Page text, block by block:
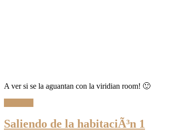
A ver si se la aguantan con la viridian room! 🙂
Saliendo de la habitaciÃ³n 1